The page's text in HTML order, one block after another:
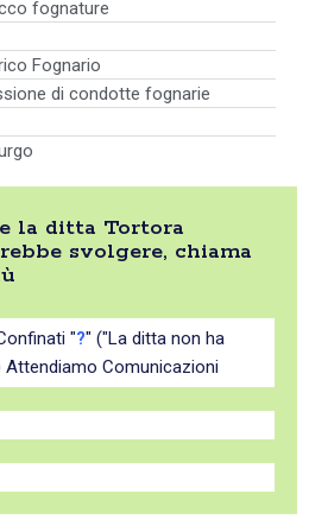
fognature
Fognario
di condotte fognarie
la ditta Tortora
svolgere, chiama
"?" ("La ditta non ha
Comunicazioni